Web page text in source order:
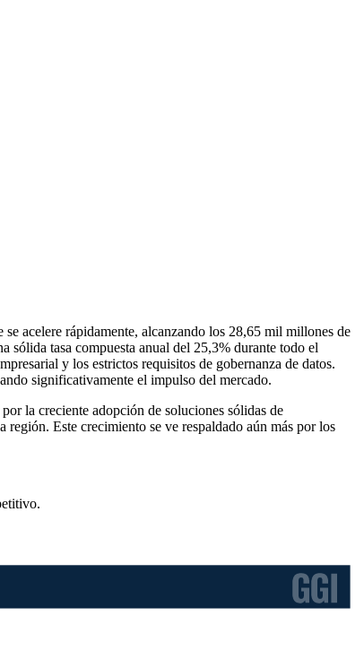
acelere rápidamente, alcanzando los 28,65 mil millones de
tasa compuesta anual del 25,3% durante todo el
y los estrictos requisitos de gobernanza de datos.
significativamente el impulso del mercado.
la creciente adopción de soluciones sólidas de
Este crecimiento se ve respaldado aún más por los
.